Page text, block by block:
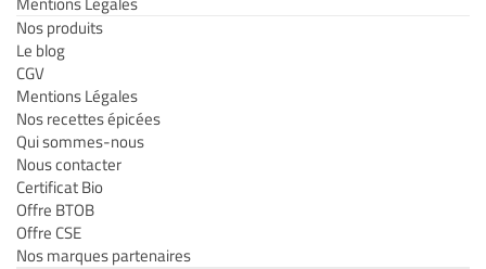
Nos produits
Le blog
CGV
Mentions Légales
Nos recettes épicées
Qui sommes-nous
Nous contacter
Certificat Bio
Offre BTOB
Offre CSE
Nos marques partenaires